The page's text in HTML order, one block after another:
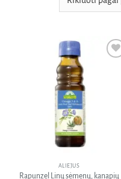
ALIEJUS
Rapunzel Linų sėmenų, kanapių